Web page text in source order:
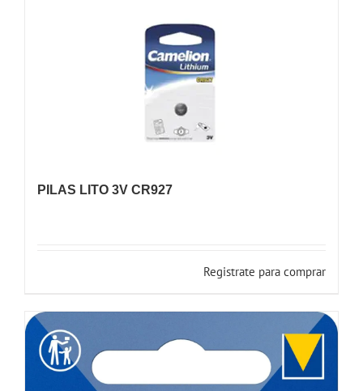
PILAS LITO 3V CR927
Registrate para comprar